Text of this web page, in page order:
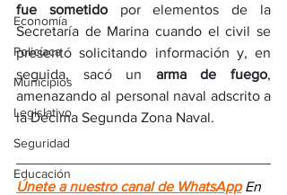
Economía
Policíaca
Municipios
Legislativo
Seguridad
Educación
fue sometido por elementos de la
Secretaría de Marina cuando el civil se
presentó solicitando información y, en
seguida, sacó un arma de fuego,
amenazando al personal naval adscrito a
la Décima Segunda Zona Naval.
Únete a nuestro canal de WhatsApp En